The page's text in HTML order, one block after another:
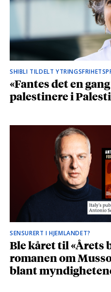
SHIBLI TILDELT
«Fantes det en
palestinere i
SENSURERT I HJEMLANDET?
Ble kåret til «Årets
romanen om
blant